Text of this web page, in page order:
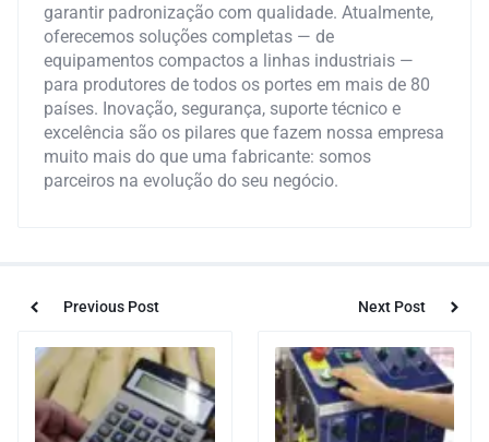
garantir padronização com qualidade. Atualmente,
oferecemos soluções completas — de
equipamentos compactos a linhas industriais —
para produtores de todos os portes em mais de 80
países. Inovação, segurança, suporte técnico e
excelência são os pilares que fazem nossa empresa
muito mais do que uma fabricante: somos
parceiros na evolução do seu negócio.
Previous Post Next Post